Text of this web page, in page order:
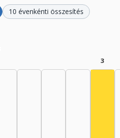
10 évenkénti összesítés
3